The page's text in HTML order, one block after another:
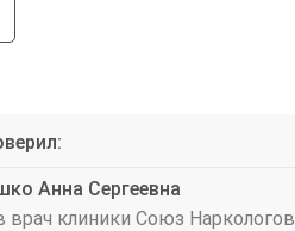
Анна Сергеевна
врач клиники Союз Наркологов